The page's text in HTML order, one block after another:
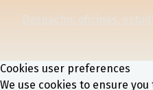
Despacho, oficinas,
Cookies user preferences
We use cookies to ensure